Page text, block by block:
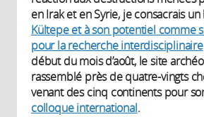
en Irak et en Syrie, je consacrais
Kültepe et à son potentiel comme
pour la recherche interdisciplinaire
début du mois d’août, le site
rassemblé près de quatre-vingts
venant des cinq continents pour
colloque international.